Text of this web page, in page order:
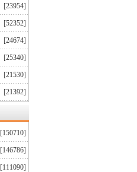
[23954]
[52352]
[24674]
[25340]
[21530]
[21392]
[150710]
[146786]
[111090]